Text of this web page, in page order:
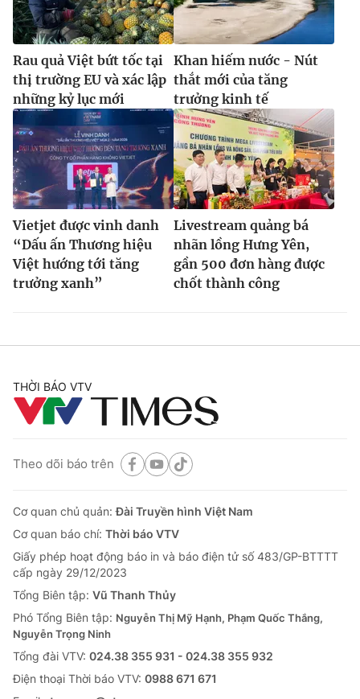
Rau quả Việt bứt tốc tại
thị trường EU và xác lập
những kỷ lục mới
Khan hiếm nước - Nút
thắt mới của tăng
trưởng kinh tế
Vietjet được vinh danh
“Dấu ấn Thương hiệu
Việt hướng tới tăng
trưởng xanh”
Livestream quảng bá
nhãn lồng Hưng Yên,
gần 500 đơn hàng được
chốt thành công
THỜI BÁO VTV
Theo dõi báo trên
Cơ quan chủ quản:Đài Truyền hình Việt Nam
Cơ quan báo chí: Thời báo VTV
Giấy phép hoạt động báo in và báo điện tử số 483/GP-BTTTT
cấp ngày 29/12/2023
Tổng Biên tập: Vũ Thanh Thủy
Phó Tổng Biên tập: Nguyễn Thị Mỹ Hạnh, Phạm Quốc Thắng,
Nguyễn Trọng Ninh
Tổng đài VTV: 024.38 355 931 - 024.38 355 932
Ðiện thoại Thời báo VTV: 0988 671 671